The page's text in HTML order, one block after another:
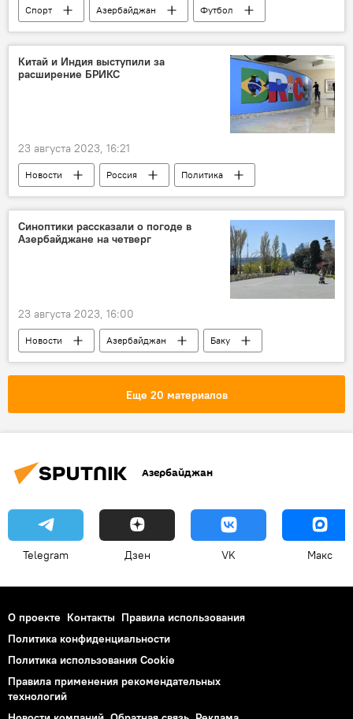
Спорт Азербайджан
Футбол
ФК "Карабах"
Гурбан Гурбанов
Лига Европы
Китай и Индия выступили за
расширение БРИКС
23 августа 2023, 16:21
Новости Россия
Политика
Китай
Индия
Си Цзиньпин
Премьер-министр Индии Нарендра Моди
БРИКС
ЮАР
Синоптики рассказали о погоде в
Азербайджане на четверг
23 августа 2023, 16:00
Новости Азербайджан
Баку
Абшерон
Прогноз погоды
Еще 20 материалов
Азербайджан
Telegram Дзен VK Макс
О проекте Контакты Правила использования
Политика конфиденциальности
Политика использования Cookie
Правила применения рекомендательных
технологий